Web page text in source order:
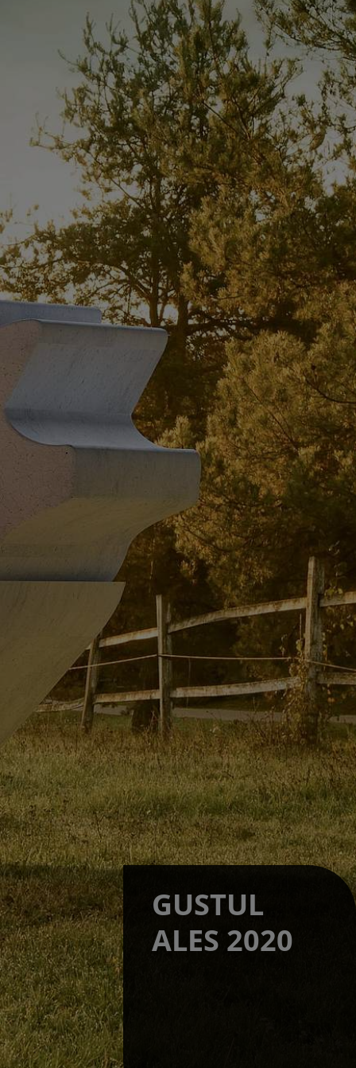
GUSTUL
ALES 2020